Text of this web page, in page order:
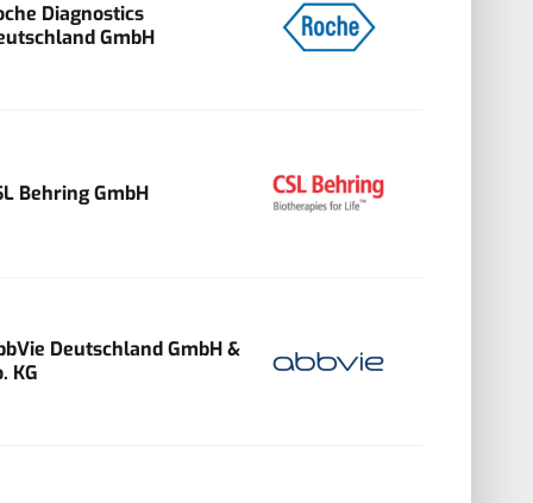
Diagnostics
GmbH
Behring GmbH
Deutschland GmbH &
KG